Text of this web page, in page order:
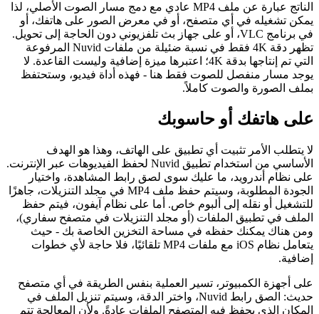
الناتج عبارة عن ملف MP4 عادي مع دمج مسار الصوت الأصلي، لذا
يمكن تشغيله في أي متصفح، أو في معرض الصور على هاتفك، أو
في برنامج VLC، أو على جهاز بث تلفزيوني دون الحاجة إلى تحويل.
تظهر دقة 4K فقط في نسبة ضئيلة من ملفات Nuvid المرفوعة
التي تم إنتاجها بدقة 4K؛ اعتبرها ميزة إضافية وليست القاعدة. لا
يوجد مسار منفصل للصوت فقط هنا - فهذه أداة فيديو، وستحتفظ
بملف الصورة والصوت كاملاً.
على هاتفك أو حاسوبك
لا يتطلب الأمر تثبيت أي تطبيق على الهاتف، وهذا هو الهدف
الأساسي من استخدام تطبيق Nuvid لحفظ الفيديوهات عبر الإنترنت.
على نظام أندرويد، ما عليك سوى لصق رابط المشاهدة، واختيار
الجودة المطلوبة، وسيتم حفظ ملف MP4 في مجلد التنزيلات، جاهزًا
للتشغيل أو نقله إلى ألبوم خاص. أما على نظام آيفون، فيتم حفظ
الملف في تطبيق الملفات (أو مجلد التنزيلات في متصفح سفاري)،
ومن هناك يمكنك حفظه في مساحة التخزين الخاصة بك - حيث
يتعامل نظام iOS مع ملفات MP4 تلقائيًا، فلا حاجة لأي خطوات
إضافية.
على أجهزة الكمبيوتر، تسير العملية بنفس الطريقة في أي متصفح
حديث: الصق رابط Nuvid، واختر الدقة، وسيتم تنزيل الملف في
المكان الذي يحفظ فيه المتصفح الملفات عادةً. ولأن المعالجة تتم